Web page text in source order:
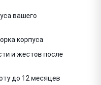
вашего
корпуса
и жестов после
до 12 месяцев